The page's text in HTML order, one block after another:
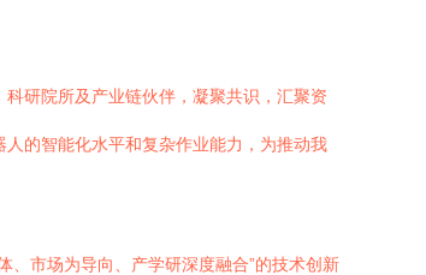
研院所及产业链伙伴，凝聚共识，汇聚资
的智能化水平和复杂作业能力，为推动我
、市场为导向、产学研深度融合”的技术创新